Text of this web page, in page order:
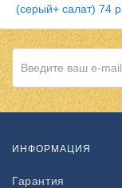
(серый+ салат) 74 р.
ИНФОРМАЦИЯ
Гарантия